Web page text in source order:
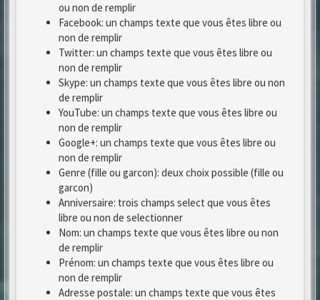
ou non de remplir
Facebook: un champs texte que vous êtes libre ou
non de remplir
Twitter: un champs texte que vous êtes libre ou
non de remplir
Skype: un champs texte que vous êtes libre ou non
de remplir
YouTube: un champs texte que vous êtes libre ou
non de remplir
Google+: un champs texte que vous êtes libre ou
non de remplir
Genre (fille ou garcon): deux choix possible (fille ou
garcon)
Anniversaire: trois champs select que vous êtes
libre ou non de selectionner
Nom: un champs texte que vous êtes libre ou non
de remplir
Prénom: un champs texte que vous êtes libre ou
non de remplir
Adresse postale: un champs texte que vous êtes